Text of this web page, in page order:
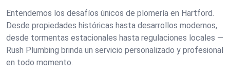
Entendemos los desafíos únicos de plomería en Hartford.
Desde propiedades históricas hasta desarrollos modernos,
desde tormentas estacionales hasta regulaciones locales —
Rush Plumbing brinda un servicio personalizado y profesional
en todo momento.